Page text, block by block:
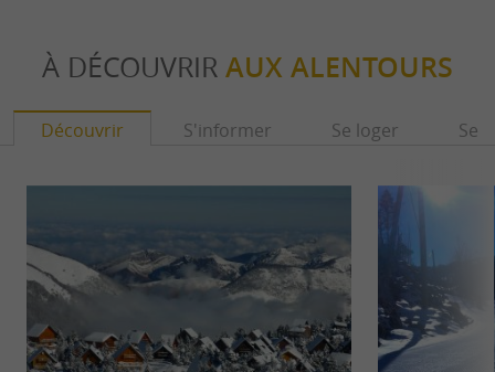
À DÉCOUVRIR AUX ALENTOURS
Découvrir S'informer Se loger Se